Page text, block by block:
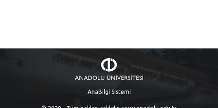
AnaBilgi Sistemi